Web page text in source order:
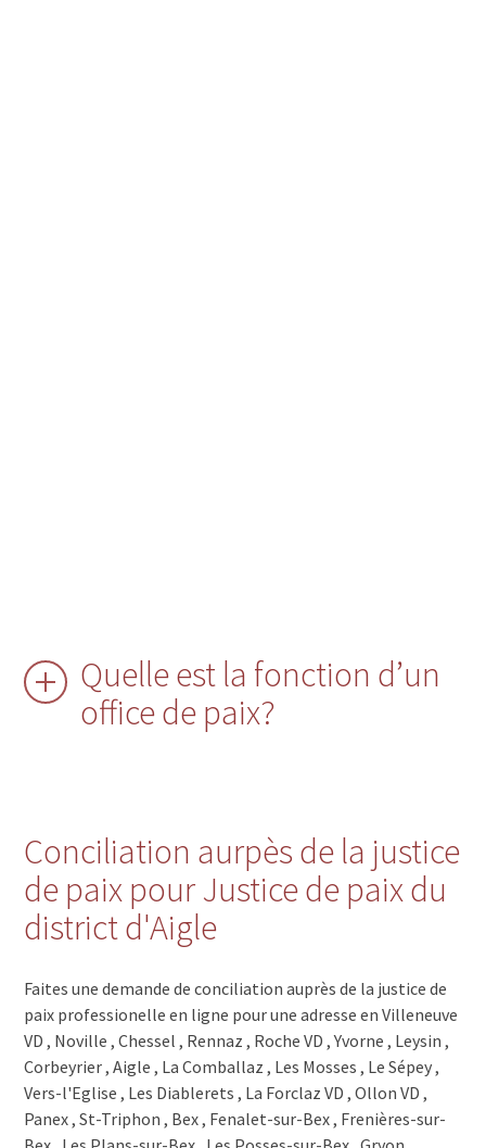
Quelle est la fonction d’un
office de paix?
Conciliation aurpès de la justice
de paix pour Justice de paix du
district d'Aigle
Faites une demande de conciliation auprès de la justice de
paix professionelle en ligne pour une adresse en Villeneuve
VD , Noville , Chessel , Rennaz , Roche VD , Yvorne , Leysin ,
Corbeyrier , Aigle , La Comballaz , Les Mosses , Le Sépey ,
Vers-l'Eglise , Les Diablerets , La Forclaz VD , Ollon VD ,
Panex , St-Triphon , Bex , Fenalet-sur-Bex , Frenières-sur-